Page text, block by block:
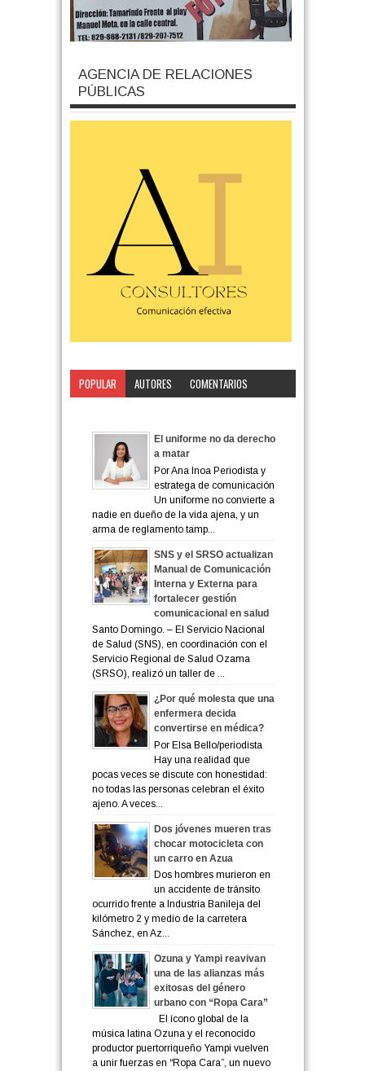
AGENCIA DE RELACIONES
PÚBLICAS
POPULAR AUTORES
COMENTARIOS
El uniforme no da derecho
a matar
Por Ana Inoa Periodista y
estratega de comunicación
Un uniforme no convierte a
nadie en dueño de la vida ajena, y un
arma de reglamento tamp...
SNS y el SRSO actualizan
Manual de Comunicación
Interna y Externa para
fortalecer gestión
comunicacional en salud
Santo Domingo. – El Servicio Nacional
de Salud (SNS), en coordinación con el
Servicio Regional de Salud Ozama
(SRSO), realizó un taller de ...
¿Por qué molesta que una
enfermera decida
convertirse en médica?
Por Elsa Bello/periodista
Hay una realidad que
pocas veces se discute con honestidad:
no todas las personas celebran el éxito
ajeno. A veces...
Dos jóvenes mueren tras
chocar motocicleta con
un carro en Azua
Dos hombres murieron en
un accidente de tránsito
ocurrido frente a Industria Banileja del
kilómetro 2 y medio de la carretera
Sánchez, en Az...
Ozuna y Yampi reavivan
una de las alianzas más
exitosas del género
urbano con “Ropa Cara”
El ícono global de la
música latina Ozuna y el reconocido
productor puertorriqueño Yampi vuelven
a unir fuerzas en “Ropa Cara”, un nuevo